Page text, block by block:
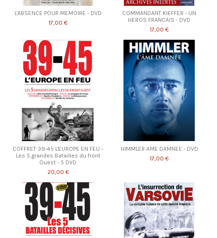
L'ABSENCE POUR MEMOIRE - DVD
17,00 €
COMMANDANT KIEFFER - UN
HEROS FRANCAIS - DVD
17,00 €
COFFRET 39-45 L'EUROPE EN FEU -
Les 5 grandes Batailles du front
Ouest - 5 DVD
20,00 €
HIMMLER AME DAMNEE - DVD
17,00 €